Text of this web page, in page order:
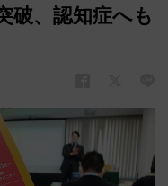
破、認知症へも